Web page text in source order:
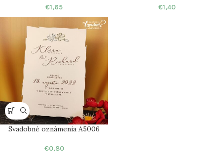
€1,65 €1,40
Svadobné oznámenia A5006
€0,80